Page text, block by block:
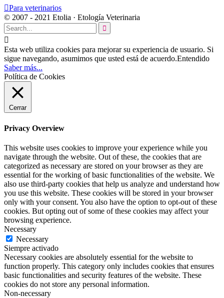
Para veterinarios
© 2007 - 2021 Etolia · Etología Veterinaria


Esta web utiliza cookies para mejorar su experiencia de usuario. Si
sigue navegando, asumimos que usted está de acuerdo.Entendido
Saber más...
Política de Cookies
Cerrar
Privacy Overview
This website uses cookies to improve your experience while you
navigate through the website. Out of these, the cookies that are
categorized as necessary are stored on your browser as they are
essential for the working of basic functionalities of the website. We
also use third-party cookies that help us analyze and understand how
you use this website. These cookies will be stored in your browser
only with your consent. You also have the option to opt-out of these
cookies. But opting out of some of these cookies may affect your
browsing experience.
Necessary
Necessary
Siempre activado
Necessary cookies are absolutely essential for the website to
function properly. This category only includes cookies that ensures
basic functionalities and security features of the website. These
cookies do not store any personal information.
Non-necessary